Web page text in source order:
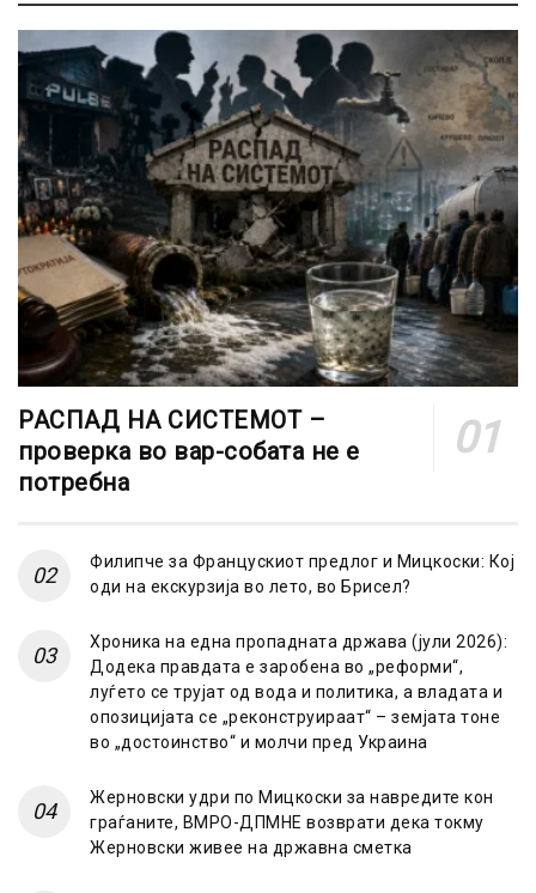
РАСПАД НА СИСТЕМОТ –
проверка во вар-собата не е
потребна
Филипче за Францускиот предлог и Мицкоски: Кој
оди на екскурзија во лето, во Брисел?
Хроника на една пропадната држава (јули 2026):
Додека правдата е заробена во „реформи“,
луѓето се трујат од вода и политика, а владата и
опозицијата се „реконструираат“ – земјата тоне
во „достоинство“ и молчи пред Украина
Жерновски удри по Мицкоски за навредите кон
граѓаните, ВМРО-ДПМНЕ возврати дека токму
Жерновски живее на државна сметка